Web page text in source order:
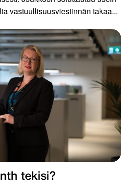
vastuullisuusviestinnän takaa...
tekisi?